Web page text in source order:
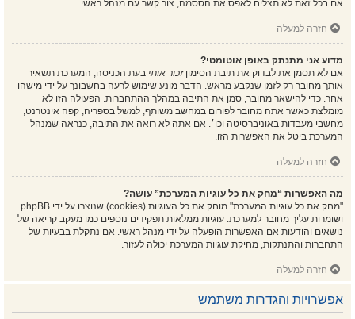
אם בכל זאת לא תצליח לאפס את הססמה, צור קשר עם מנהל ראשי
חזרה למעלה
מדוע אני מתנתק באופן אוטומטי?
אם לא תסמן את לבדוק את תיבת הסימוןזכור אותי בעת הכניסה, המערכת תשאיר
אותך מחובר רק לזמן שנקבע מראש. הדבר מונע שימוש לרעה בחשבונך על ידי מישהו
אחר. כדי להישאר מחובר, סמן את התיבה במהלך ההתחברות. הפעולה הזו לא
מומלצת כאשר אתה מחובר לפורום במחשב משותף, למשל בספריה, קפה אינטרנט,
מחשבי מעבדות באוניברסיטה וכו׳. אם אתה לא רואה את התיבה, כנראה שמנהל
המערכת ביטל את האפשרות הזו.
חזרה למעלה
מה האפשרות “מחק את כל עוגיות המערכת” עושה?
"מחק את כל עוגיות המערכת" מוחק את כל העוגיות (cookies) שנוצרו על ידי phpBB
ושומרות עליך מחובר למערכת. עוגיות ממלאות תפקידים נוספים כמו מעקב קריאה של
נושאים והודעות אם האפשרות הופעלה על ידי מנהל ראשי. אם נתקלת בבעיות של
התחברות והתנתקות, מחיקת עוגיות המערכת יכולה לעזור.
חזרה למעלה
אפשרויות והגדרות משתמש